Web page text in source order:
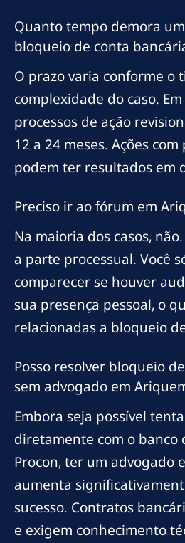
Quanto tempo demora
bloqueio de conta
O prazo varia conforme o
complexidade do caso.
processos de ação
12 a 24 meses. Ações
podem ter resultados em
Preciso ir ao fórum em
Na maioria dos casos,
a parte processual. Você
comparecer se houver
sua presença pessoal, o
relacionadas a bloqueio
Posso resolver bloqueio
sem advogado em
Embora seja possível
diretamente com o banco
Procon, ter um advogado
aumenta
sucesso. Contratos
e exigem conhecimento